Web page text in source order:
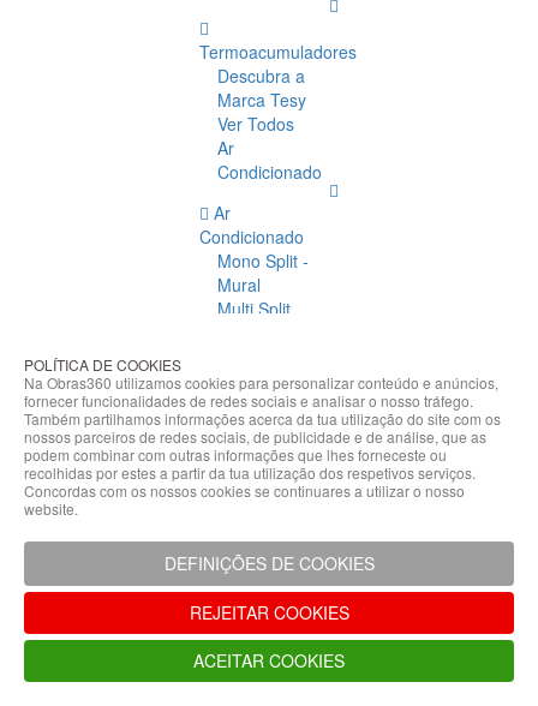
Termoacumuladores
Descubra a
Marca Tesy
Ver Todos
Ar
Condicionado
Ar
Condicionado
Mono Split -
Mural
Multi Split
Condicionado
Acessórios
Climatização
Acessórios
Climatização
Hidráulicas
Controladores
Fixações e
Acessórios
Isolamento
para
Tubagem
POLÍTICA DE COOKIES
Na Obras360 utilizamos cookies para personalizar conteúdo e anúncios,
fornecer funcionalidades de redes sociais e analisar o nosso tráfego.
Também partilhamos informações acerca da tua utilização do site com os
nossos parceiros de redes sociais, de publicidade e de análise, que as
podem combinar com outras informações que lhes forneceste ou
recolhidas por estes a partir da tua utilização dos respetivos serviços.
Concordas com os nossos cookies se continuares a utilizar o nosso
website.
DEFINIÇÕES DE COOKIES
REJEITAR COOKIES
ACEITAR COOKIES